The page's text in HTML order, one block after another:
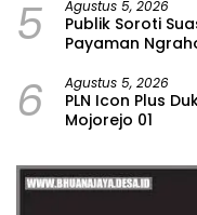
5 Agustus 5, 2026
Publik Soroti
Payaman
6 Agustus 5, 2026
PLN Icon Plus
Mojorejo 01